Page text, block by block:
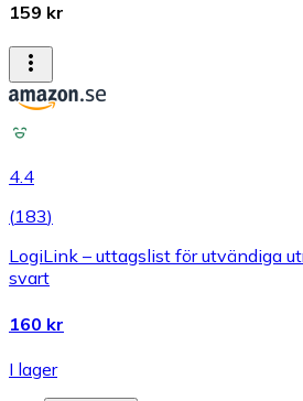
159 kr
4.4
(183)
LogiLink – uttagslist för utvändiga
svart
160 kr
I lager